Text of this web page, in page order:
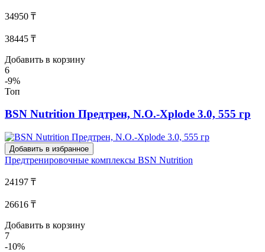
34950 ₸
38445 ₸
Добавить в корзину
6
-9%
Топ
BSN Nutrition Предтрен, N.O.-Xplode 3.0, 555 гр
Добавить в избранное
Предтренировочные комплексы BSN Nutrition
24197 ₸
26616 ₸
Добавить в корзину
7
-10%